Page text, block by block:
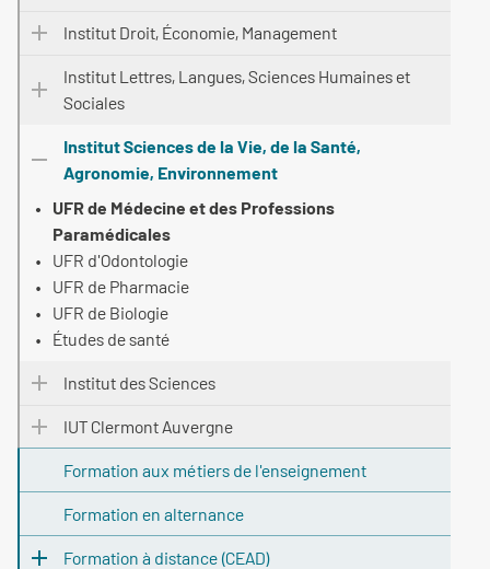
Institut Droit, Économie, Management
Institut Lettres, Langues, Sciences Humaines et
Sociales
Institut Sciences de la Vie, de la Santé,
Agronomie, Environnement
UFR de Médecine et des Professions
Paramédicales
UFR d'Odontologie
UFR de Pharmacie
UFR de Biologie
Études de santé
Institut des Sciences
IUT Clermont Auvergne
Formation aux métiers de l'enseignement
Formation en alternance
Formation à distance (CEAD)